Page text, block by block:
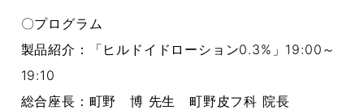
〇プログラム
製品紹介：「ヒルドイドローション0.3%」19:00～
19:10
総合座長：町野 博 先生 町野皮フ科 院長